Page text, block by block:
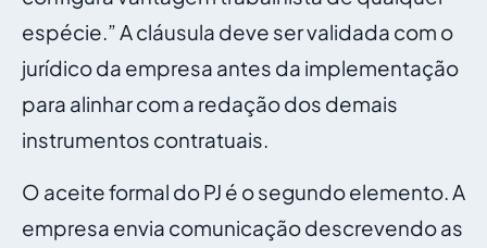
espécie.” A cláusula deve ser validada com o
jurídico da empresa antes da implementação
para alinhar com a redação dos demais
instrumentos contratuais.
O aceite formal do PJ é o segundo elemento. A
empresa envia comunicação descrevendo as